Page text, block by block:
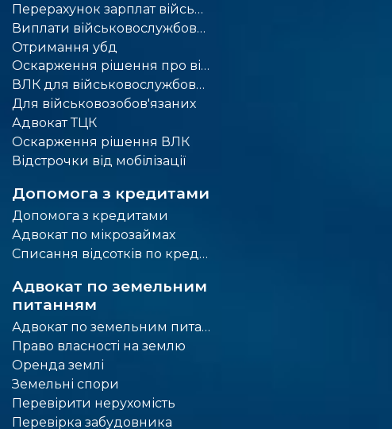
Перерахунок зарплат військовим
Виплати військовослужбовцям
Отримання убд
Оскарження рішення про відмову у наданні статусу учасника бойових дій
ВЛК для військовослужбовців
Для військовозобов'язаних
Адвокат ТЦК
Оскарження рішення ВЛК
Відстрочки від мобілізації
Допомога з кредитами
Допомога з кредитами
Адвокат по мікрозаймах
Списання відсотків по кредиту
Адвокат по земельним
питанням
Адвокат по земельним питанням
Право власності на землю
Оренда землі
Земельні спори
Перевірити нерухомість
Перевірка забудовника